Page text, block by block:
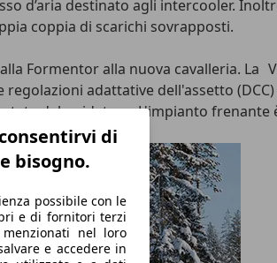
di
bisogno.
possibile con le
e di fornitori terzi
nel loro
e accedere in
d’aria destinato agli intercooler.
coppia di scarichi sovrapposti.
Formentor alla nuova cavalleria. La
adattative dell'assetto
dal guidatore. L'impianto frenante